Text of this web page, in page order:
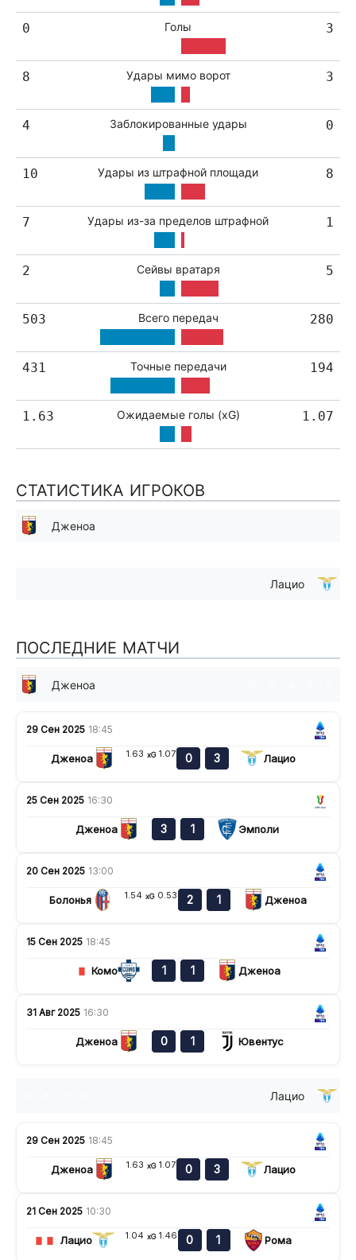
0 Голы 3
8 Удары мимо ворот 3
4 Заблокированные удары 0
10 Удары из штрафной площади 8
7 Удары из-за пределов штрафной 1
2 Сейвы вратаря 5
503 Всего передач 280
431 Точные передачи 194
1.63 Ожидаемые голы (xG) 1.07
СТАТИСТИКА ИГРОКОВ
Дженоа
Лацио
ПОСЛЕДНИЕ МАТЧИ
Дженоа
29 Сен 2025 18:45
Дженоа 1.63 xG 1.07 0 3 Лацио
25 Сен 2025 16:30
Дженоа 3 1 Эмполи
20 Сен 2025 13:00
Болонья 1.54 xG 0.53 2 1 Дженоа
15 Сен 2025 18:45
Комо 1 1 Дженоа
31 Авг 2025 16:30
Дженоа 0 1 Ювентус
Лацио
29 Сен 2025 18:45
Дженоа 1.63 xG 1.07 0 3 Лацио
21 Сен 2025 10:30
Лацио 1.04 xG 1.46 0 1 Рома